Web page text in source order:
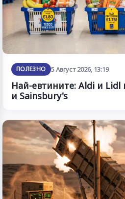
ПОЛЕЗНО 5 Август 2026, 13:19
Най-евтините: Aldi и Lidl
и Sainsbury's